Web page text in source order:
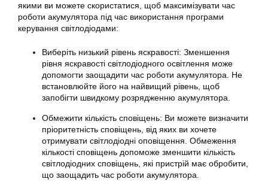
якими ви можете скористатися, щоб максимізувати час
роботи акумулятора під час використання програми
керування світлодіодами:
Виберіть низький рівень яскравості: Зменшення
рівня яскравості світлодіодного освітлення може
допомогти заощадити час роботи акумулятора. Не
встановлюйте його на найвищий рівень, щоб
запобігти швидкому розрядженню акумулятора.
Обмежити кількість сповіщень: Ви можете визначити
пріоритетність сповіщень, від яких ви хочете
отримувати світлодіодні оповіщення. Обмеження
кількості сповіщень допоможе зменшити кількість
світлодіодних сповіщень, які пристрій має обробити,
що заощадить час роботи акумулятора.